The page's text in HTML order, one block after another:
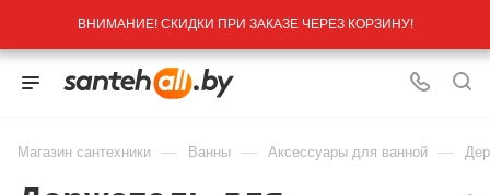
ВНИМАНИЕ! СКИДКИ ПРИ ЗАКАЗЕ ЧЕРЕЗ КОРЗИНУ!
Магазин сантехники — Ванны — Аксессуары для ванной —